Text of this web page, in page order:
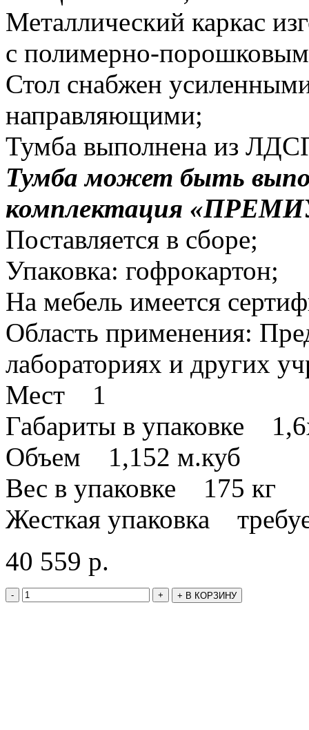
Металлический каркас
с полимерно-
Стол снабжен
направляющими;
Тумба выполнена из
Тумба может быть
комплектация
Поставляется в сборе;
Упаковка: гофрокартон;
На мебель имеется
Область применения:
лабораториях и других
Мест 1
Габариты в упаковке
Объем 1,152 м.куб
Вес в упаковке 175 кг
Жесткая упаковка
40 559 р.
- + + В КОРЗИНУ